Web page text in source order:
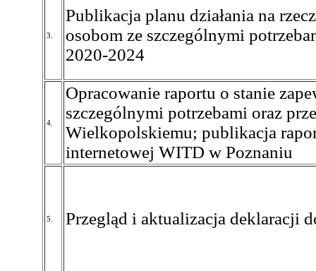
3.
Publikacja planu działania na
osobom ze szczególnymi
2020-2024
4.
Opracowanie raportu o stanie
szczególnymi potrzebami oraz
Wielkopolskiemu; publikacja
internetowej WITD w Poznaniu
5. Przegląd i aktualizacja deklaracji